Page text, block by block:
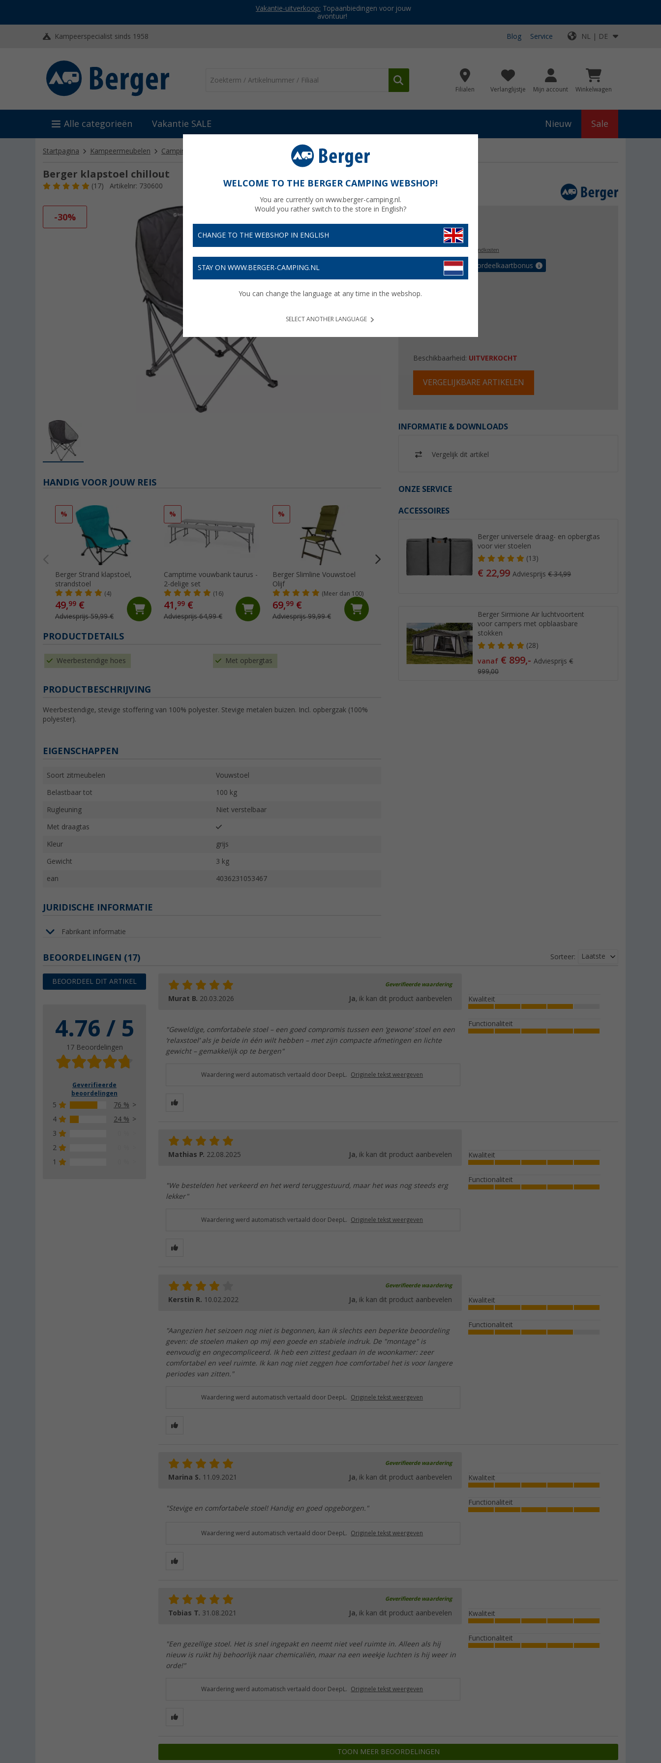
Vakantie-uitverkoop: Topaanbiedingen voor jouw
avontuur!
Kampeerspecialist sinds 1958 Blog Service NL | DE
Filialen Verlanglijstje Mijn account Winkelwagen
Alle categorieën Vakantie SALE Nieuw Sale
Startpagina Kampeermeubelen Campingstoelen Berger klapstoel chillout
Berger klapstoel chillout
(17) Artikelnr: 730600
-30%
€ 34,99
plus verzendkosten
Verzeker tot 5% voordeelkaartbonus
Beschikbaarheid: UITVERKOCHT
VERGELIJKBARE ARTIKELEN
INFORMATIE & DOWNLOADS
Vergelijk dit artikel
ONZE SERVICE
ACCESSOIRES
Berger universele draag- en opbergtas
voor vier stoelen
(13)
€ 22,99Adviesprijs€ 34,99
Berger Sirmione Air luchtvoortent
voor campers met opblaasbare
stokken
(28)
vanaf € 899,-Adviesprijs€
999,00
HANDIG VOOR JOUW REIS
%
Berger Strand klapstoel,
strandstoel
(4)
49,99 €
Adviesprijs 59,99 €
%
Camptime vouwbank taurus -
2-delige set
(16)
41,99 €
Adviesprijs 64,99 €
%
Berger Slimline Vouwstoel
Olijf
(Meer dan 100)
69,99 €
Adviesprijs 99,99 €
Berger Slimline voetenbank
Berger Iseo klapkruk XL groen
Adviesprijs 26,99 €
PRODUCTDETAILS
Weerbestendige hoes Met opbergtas
PRODUCTBESCHRIJVING
Weerbestendige, stevige stoffering van 100% polyester. Stevige metalen buizen. Incl. opbergzak (100%
polyester).
EIGENSCHAPPEN
Soort zitmeubelen Vouwstoel
Belastbaar tot 100 kg
Rugleuning Niet verstelbaar
Met draagtas
Kleur grijs
Gewicht 3 kg
ean 4036231053467
JURIDISCHE INFORMATIE
Fabrikant informatie
BEOORDELINGEN (17)
BEOORDEEL DIT ARTIKEL
4.76 / 5
17 Beoordelingen
Geverifieerde
beoordelingen
5
76 %
4
24 %
3
2
1
Sorteer: Laatste
Geverifieerde waardering
Murat B. 20.03.2026 Ja, ik kan dit product aanbevelen
"Geweldige, comfortabele stoel – een goed compromis tussen een ‘gewone’ stoel en een
‘relaxstoel’ als je beide in één wilt hebben – met zijn compacte afmetingen en lichte
gewicht – gemakkelijk op te bergen"
Kwaliteit
Functionaliteit
Waardering werd automatisch vertaald door DeepL. Originele tekst weergeven
Mathias P. 22.08.2025 Ja, ik kan dit product aanbevelen
"We bestelden het verkeerd en het werd teruggestuurd, maar het was nog steeds erg
lekker"
Kwaliteit
Functionaliteit
Waardering werd automatisch vertaald door DeepL. Originele tekst weergeven
Geverifieerde waardering
Kerstin R. 10.02.2022 Ja, ik kan dit product aanbevelen
"Aangezien het seizoen nog niet is begonnen, kan ik slechts een beperkte beoordeling
geven: de stoelen maken op mij een goede en stabiele indruk. De "montage" is
eenvoudig en ongecompliceerd. Ik heb een zittest gedaan in de woonkamer: zeer
comfortabel en veel ruimte. Ik kan nog niet zeggen hoe comfortabel het is voor langere
periodes van zitten."
Kwaliteit
Functionaliteit
Waardering werd automatisch vertaald door DeepL. Originele tekst weergeven
Geverifieerde waardering
Marina S. 11.09.2021 Ja, ik kan dit product aanbevelen
"Stevige en comfortabele stoel! Handig en goed opgeborgen."
Kwaliteit
Functionaliteit
Waardering werd automatisch vertaald door DeepL. Originele tekst weergeven
Geverifieerde waardering
Tobias T. 31.08.2021 Ja, ik kan dit product aanbevelen
"Een gezellige stoel. Het is snel ingepakt en neemt niet veel ruimte in. Alleen als hij
nieuw is ruikt hij behoorlijk naar chemicaliën, maar na een weekje luchten is hij weer in
orde!"
Kwaliteit
Functionaliteit
Waardering werd automatisch vertaald door DeepL. Originele tekst weergeven
TOON MEER BEOORDELINGEN
WELCOME TO THE BERGER CAMPING WEBSHOP!
You are currently on www.berger-camping.nl.
Would you rather switch to the store in English?
CHANGE TO THE WEBSHOP IN ENGLISH
STAY ON WWW.BERGER-CAMPING.NL
You can change the language at any time in the webshop.
SELECT ANOTHER LANGUAGE